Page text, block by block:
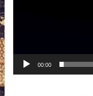
00:00